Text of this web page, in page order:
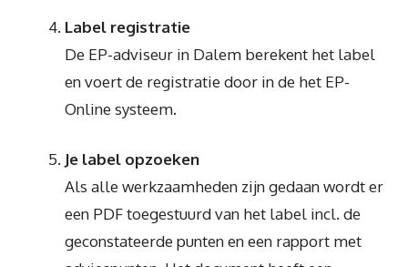
Label registratie
De EP-adviseur in Dalem berekent het label
en voert de registratie door in de het EP-
Online systeem.
Je label opzoeken
Als alle werkzaamheden zijn gedaan wordt er
een PDF toegestuurd van het label incl. de
geconstateerde punten en een rapport met